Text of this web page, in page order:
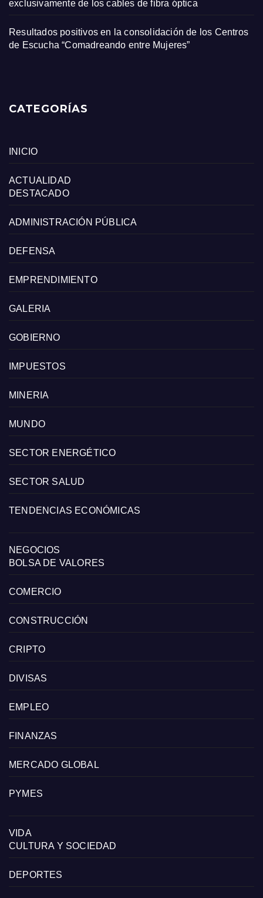
exclusivamente de los cables de fibra óptica
Resultados positivos en la consolidación de los Centros
de Escucha “Comadreando entre Mujeres”
CATEGORÍAS
INICIO
ACTUALIDAD
DESTACADO
ADMINISTRACIÓN PÚBLICA
DEFENSA
EMPRENDIMIENTO
GALERIA
GOBIERNO
IMPUESTOS
MINERIA
MUNDO
SECTOR ENERGÉTICO
SECTOR SALUD
TENDENCIAS ECONÓMICAS
NEGOCIOS
BOLSA DE VALORES
COMERCIO
CONSTRUCCIÓN
CRIPTO
DIVISAS
EMPLEO
FINANZAS
MERCADO GLOBAL
PYMES
VIDA
CULTURA Y SOCIEDAD
DEPORTES